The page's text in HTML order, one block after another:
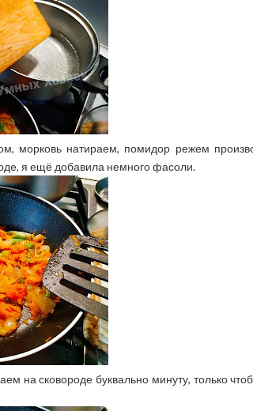
морковь натираем, помидор режем
я ещё добавила немного фасоли.
на сковороде буквально минуту, только